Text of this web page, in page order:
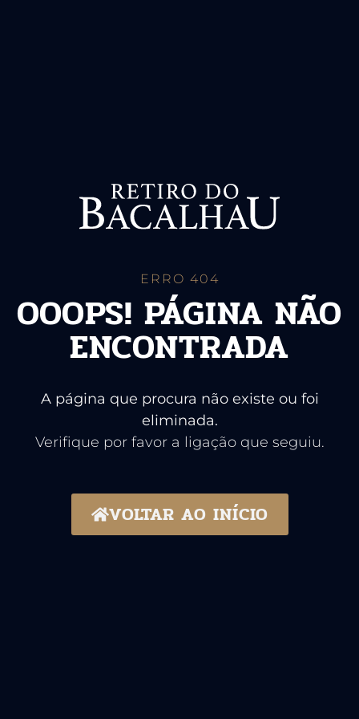
ERRO 404
OOOPS! PÁGINA NÃO
ENCONTRADA
A página que procura não existe ou foi
eliminada.
Verifique por favor a ligação que seguiu.
VOLTAR AO INÍCIO